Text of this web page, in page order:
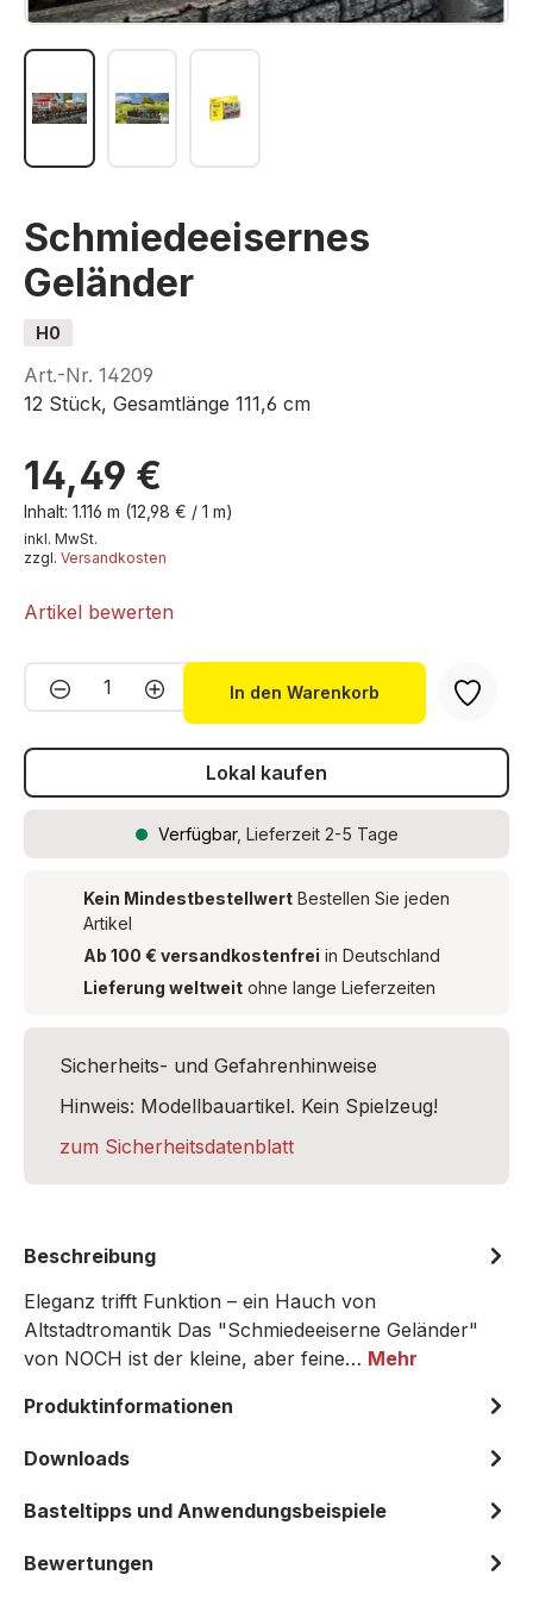
Schmiedeeisernes
Geländer
H0
Art.-Nr. 14209
12 Stück, Gesamtlänge 111,6 cm
14,49 €
Inhalt: 1.116 m (12,98 € / 1 m)
inkl. MwSt.
zzgl. Versandkosten
Artikel bewerten
Produkt Anzahl: Gib den
In den Warenkorb
Lokal kaufen
Verfügbar, Lieferzeit 2-5 Tage
Kein Mindestbestellwert Bestellen Sie jeden
Artikel
Ab 100 € versandkostenfrei in Deutschland
Lieferung weltweit ohne lange Lieferzeiten
Sicherheits- und Gefahrenhinweise
Hinweis: Modellbauartikel. Kein Spielzeug!
zum Sicherheitsdatenblatt
Beschreibung
Eleganz trifft Funktion – ein Hauch von
Altstadtromantik Das "Schmiedeeiserne Geländer"
von NOCH ist der kleine, aber feine… Mehr
Produktinformationen
Downloads
Basteltipps und Anwendungsbeispiele
Bewertungen